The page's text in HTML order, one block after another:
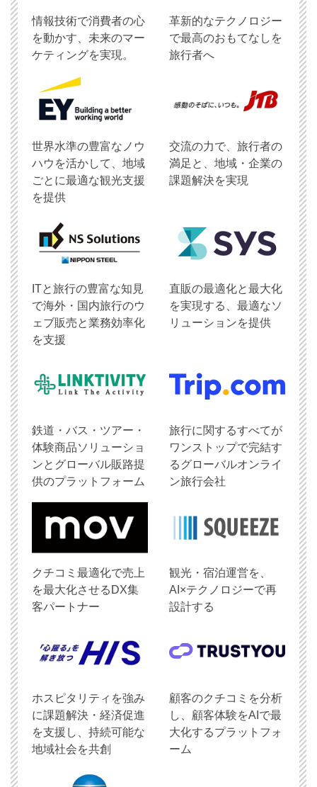
情報技術で消費者の心
を動かす、未来のマー
ケティングを実現。
革新的なテクノロジー
で最高のおもてなしを
旅行者へ
世界水準の豊富なノウ
ハウを活かして、地域
ごとに最適な観光支援
を提供
交流の力で、旅行者の
満足と、地域・企業の
課題解決を実現
ITと旅行の豊富な知見
で海外・国内旅行のウ
ェブ販売と業務効率化
を支援
直販の最適化と最大化
を実現する、最適なソ
リューションを提供
鉄道・バス・ツアー・
体験商品ソリューショ
ンとグローバル販路提
供のプラットフォーム
旅行に関するすべてが
ワンストップで完結す
るグローバルオンライ
ン旅行会社
クチコミ最適化で売上
を最大化させるDX集
客パートナー
観光・宿泊運営を、
AI×テクノロジーで再
設計する
ホスピタリティを強み
に課題解決・経済促進
を支援し、持続可能な
地域社会を共創
顧客のクチコミを分析
し、顧客体験をAIで最
大化するプラットフォ
ーム